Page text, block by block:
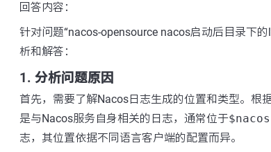
回答内容：
针对问题“nacos-opensource nacos启动后目录下
析和解答：
1. 分析问题原因
首先，需要了解Nacos日志生成的位置和类型。根
是与Nacos服务自身相关的日志，通常位于
志，其位置依据不同语言客户端的配置而异。